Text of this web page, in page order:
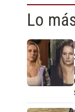
Lo